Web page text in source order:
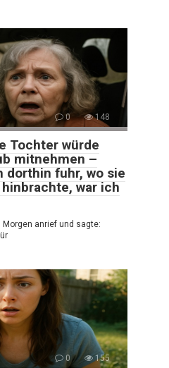
0 148
Tochter würde
mitnehmen –
dorthin fuhr, wo sie
war ich
anrief und sagte:
0 155